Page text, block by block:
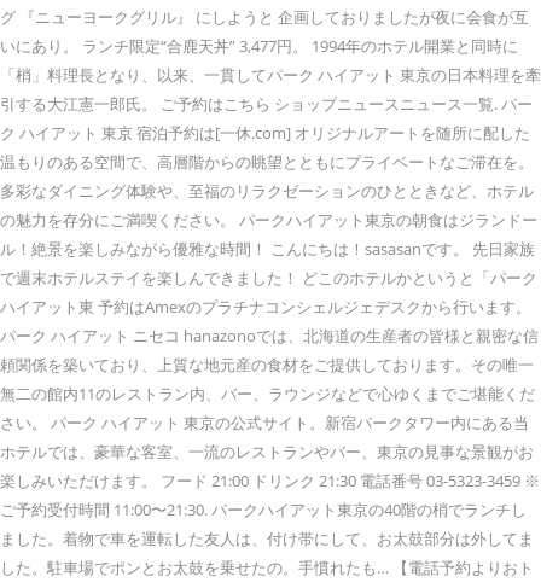
グ 『ニューヨークグリル』 にしようと 企画しておりましたが夜に会食が互
いにあり。 ランチ限定“合鹿天丼” 3,477円。 1994年のホテル開業と同時に
「梢」料理長となり、以来、一貫してパーク ハイアット 東京の日本料理を牽
引する大江憲一郎氏。 ご予約はこちら ショップニュースニュース一覧. パー
ク ハイアット 東京 宿泊予約は[一休.com] オリジナルアートを随所に配した
温もりのある空間で、高層階からの眺望とともにプライベートなご滞在を。
多彩なダイニング体験や、至福のリラクゼーションのひとときなど、ホテル
の魅力を存分にご満喫ください。 パークハイアット東京の朝食はジランドー
ル！絶景を楽しみながら優雅な時間！ こんにちは！sasasanです。 先日家族
で週末ホテルステイを楽しんできました！ どこのホテルかというと「パーク
ハイアット東 予約はAmexのプラチナコンシェルジェデスクから行います。
パーク ハイアット ニセコ hanazonoでは、北海道の生産者の皆様と親密な信
頼関係を築いており、上質な地元産の食材をご提供しております。その唯一
無二の館内11のレストラン内、バー、ラウンジなどで心ゆくまでご堪能くだ
さい。 パーク ハイアット 東京の公式サイト。新宿パークタワー内にある当
ホテルでは、豪華な客室、一流のレストランやバー、東京の見事な景観がお
楽しみいただけます。 フード 21:00 ドリンク 21:30 電話番号 03-5323-3459 ※
ご予約受付時間 11:00〜21:30. パークハイアット東京の40階の梢でランチし
ました。着物で車を運転した友人は、付け帯にして、お太鼓部分は外してま
した。駐車場でポンとお太鼓を乗せたの。手慣れたも… 【電話予約よりおト